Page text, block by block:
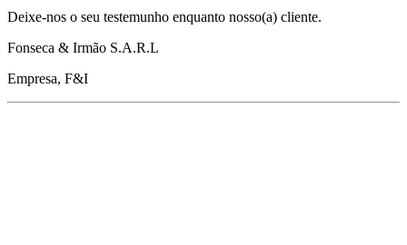
Deixe-nos o seu testemunho enquanto nosso(a) cliente.
Fonseca & Irmão S.A.R.L
Empresa, F&I